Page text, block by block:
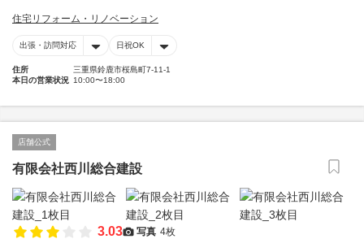
住宅リフォーム・リノベーション
出張・訪問対応 日祝OK
住所
三重県鈴鹿市桜島町7-11-1
本日の営業状況 10:00〜18:00
店舗公式
有限会社西川総合建設
3.03 写真 4枚